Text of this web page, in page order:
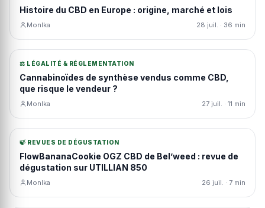
Histoire du CBD en Europe : origine, marché et lois
MonIka 28 juil. · 36 min
⚖️ LÉGALITÉ & RÉGLEMENTATION
Cannabinoïdes de synthèse vendus comme CBD,
que risque le vendeur ?
MonIka 27 juil. · 11 min
🍃 REVUES DE DÉGUSTATION
FlowBananaCookie OGZ CBD de Bel’weed : revue de
dégustation sur UTILLIAN 850
MonIka 26 juil. · 7 min